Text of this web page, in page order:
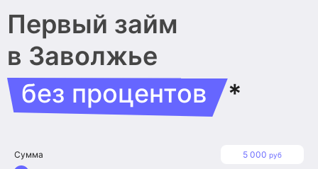
Первый займ
в Заволжье
без процентов
*
5 000 руб
Сумма